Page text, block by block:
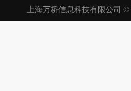
上海万桥信息科技有限公司